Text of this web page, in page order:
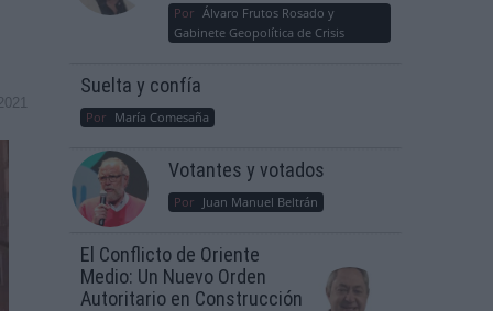
Por Álvaro Frutos Rosado y
Gabinete Geopolítica de Crisis
Suelta y confía
Por María Comesaña
Votantes y votados
Por Juan Manuel Beltrán
El Conflicto de Oriente
Medio: Un Nuevo Orden
Autoritario en Construcción